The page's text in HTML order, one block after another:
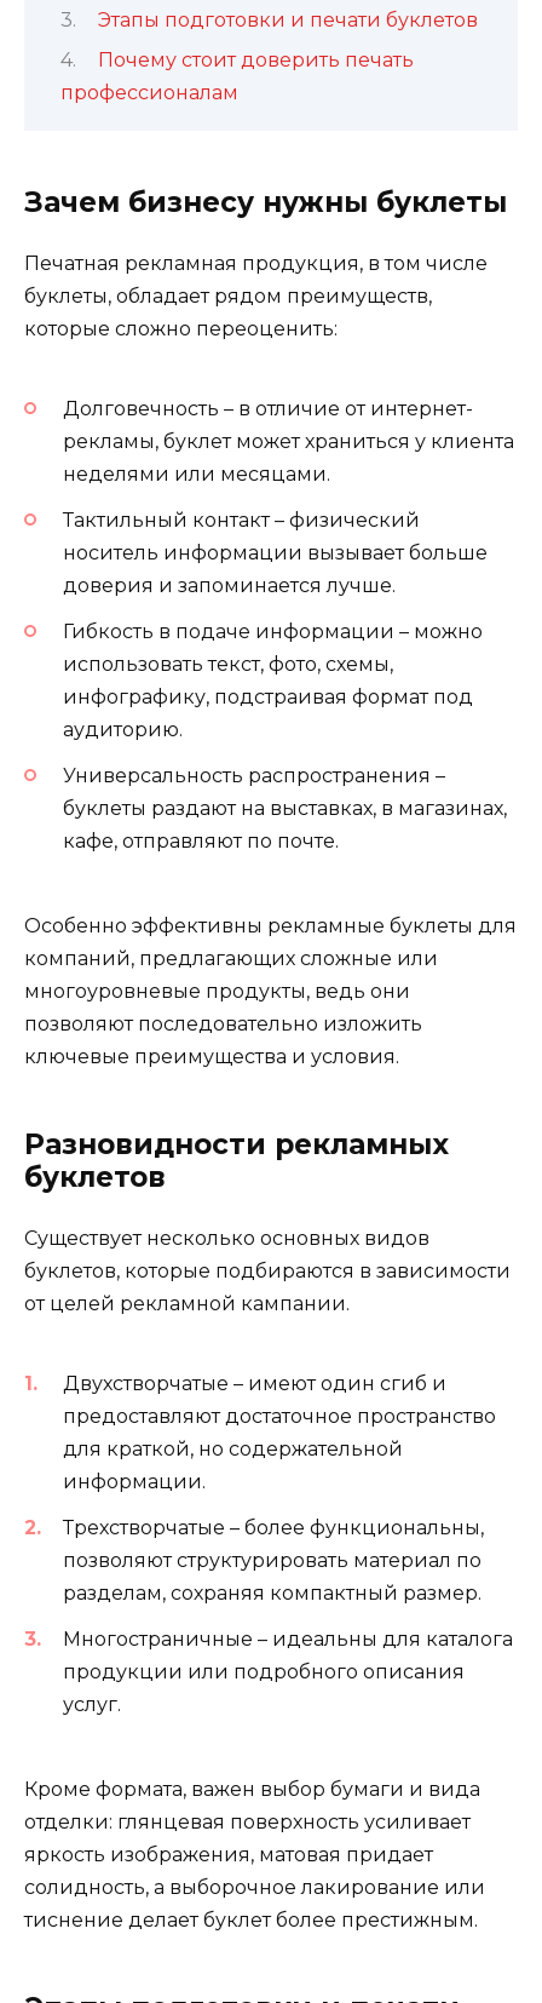
Этапы подготовки и печати буклетов
Почему стоит доверить печать
профессионалам
Зачем бизнесу нужны буклеты
Печатная рекламная продукция, в том числе
буклеты, обладает рядом преимуществ,
которые сложно переоценить:
Долговечность – в отличие от интернет-
рекламы, буклет может храниться у клиента
неделями или месяцами.
Тактильный контакт – физический
носитель информации вызывает больше
доверия и запоминается лучше.
Гибкость в подаче информации – можно
использовать текст, фото, схемы,
инфографику, подстраивая формат под
аудиторию.
Универсальность распространения –
буклеты раздают на выставках, в магазинах,
кафе, отправляют по почте.
Особенно эффективны рекламные буклеты для
компаний, предлагающих сложные или
многоуровневые продукты, ведь они
позволяют последовательно изложить
ключевые преимущества и условия.
Разновидности рекламных
буклетов
Существует несколько основных видов
буклетов, которые подбираются в зависимости
от целей рекламной кампании.
Двухстворчатые – имеют один сгиб и
предоставляют достаточное пространство
для краткой, но содержательной
информации.
Трехстворчатые – более функциональны,
позволяют структурировать материал по
разделам, сохраняя компактный размер.
Многостраничные – идеальны для каталога
продукции или подробного описания
услуг.
Кроме формата, важен выбор бумаги и вида
отделки: глянцевая поверхность усиливает
яркость изображения, матовая придает
солидность, а выборочное лакирование или
тиснение делает буклет более престижным.